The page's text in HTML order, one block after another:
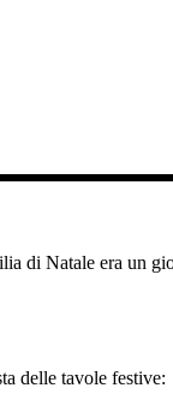
di Natale era un
delle tavole festive: